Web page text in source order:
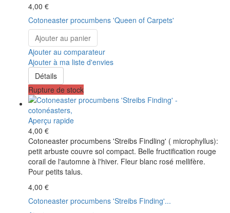
4,00 €
Cotoneaster procumbens 'Queen of Carpets'
Ajouter au panier
Ajouter au comparateur
Ajouter à ma liste d'envies
Détails
Rupture de stock
Aperçu rapide
4,00 €
Cotoneaster procumbens 'Streibs Findling' ( microphyllus):
petit arbuste couvre sol compact. Belle fructification rouge
corail de l'automne à l'hiver. Fleur blanc rosé mellifère.
Pour petits talus.
4,00 €
Cotoneaster procumbens 'Streibs Finding'...